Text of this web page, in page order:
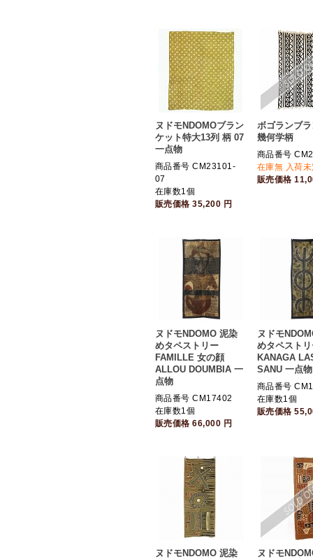
ヌドモNDOMOブラン
ケット特大13列 柄 07
一点物
商品番号 CM23101-
07
在庫数1個
販売価格35,200 円
ボゴランブ
幾何学柄
商品番号
在庫無 入荷
販売価格
ヌドモNDOMO 泥染
めタペストリー
FAMILLE 女の顔
ALLOU DOUMBIA 一
点物
商品番号 CM17402
在庫数1個
販売価格66,000 円
ヌドモ
めタペスト
KANAGA
SANU 一点物
商品番号
在庫数1個
販売価格
ヌドモNDOMO 泥染
ヌドモ